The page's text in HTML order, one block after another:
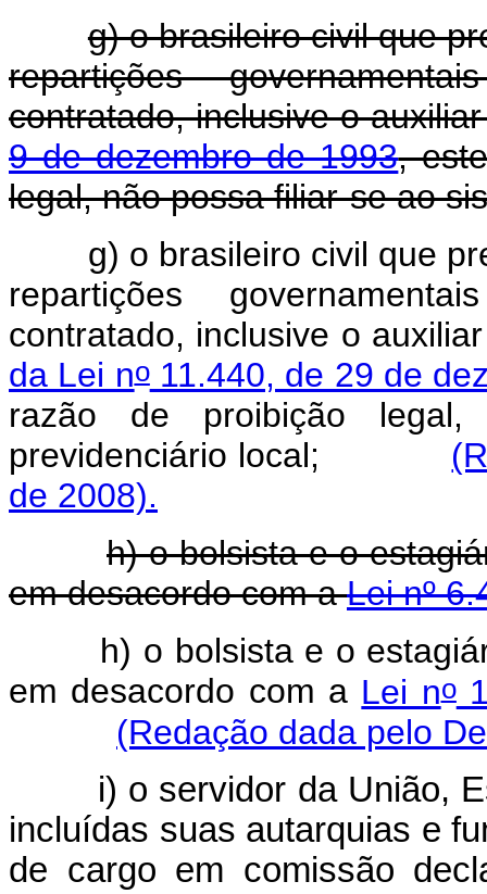
g) o brasileiro civil que
repartições
contratado, inclusive o
9 de dezembro de 1993,
legal, não possa filiar-se ao
g) o brasileiro civil que
repartições
contratado, inclusive o
da Lei no11.440, de 29 de
razão de proibição
previdenciário local;
de 2008).
h) o bolsista e o
em desacordo com aLei nº
h) o bolsista e o
em desacordo com a Lei no
(Redação dada pelo
i) o servidor da União,
incluídas suas autarquias e
de cargo em comissão